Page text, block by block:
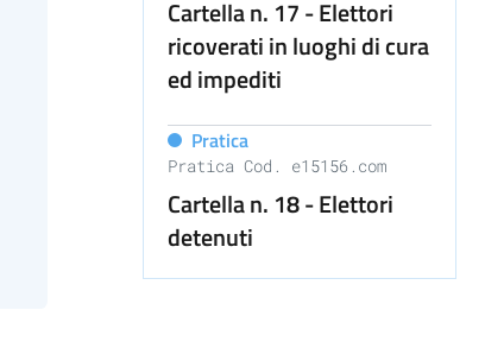
Cartella n. 17 - Elettori
ricoverati in luoghi di cura
ed impediti
Pratica
Pratica Cod. e15156.com
Cartella n. 18 - Elettori
detenuti